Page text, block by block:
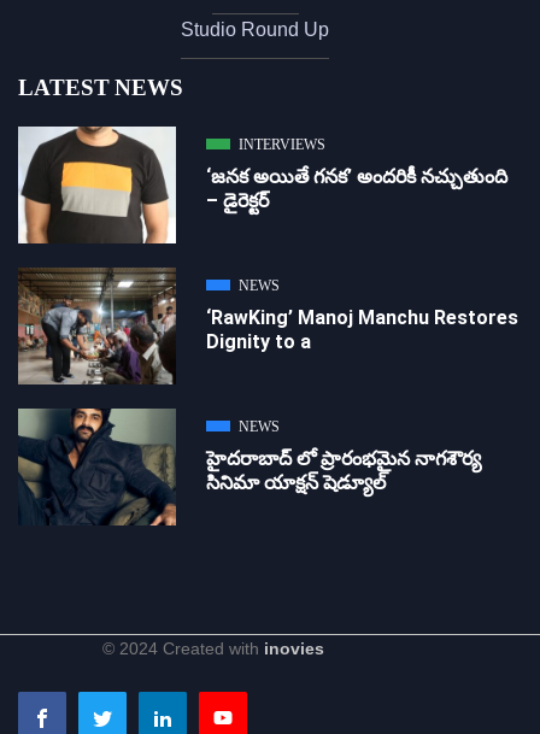
Studio Round Up
LATEST NEWS
INTERVIEWS
‘జ‌న‌క అయితే గ‌న‌క‌’ అందరికీ నచ్చుతుంది
– డైరెక్ట‌ర్
NEWS
‘RawKing’ Manoj Manchu Restores
Dignity to a
NEWS
హైదరాబాద్ లో ప్రారంభమైన నాగశౌర్య
సినిమా యాక్షన్ షెడ్యూల్
© 2024 Created with inovies